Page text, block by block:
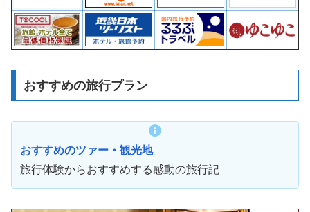
おすすめの旅行プラン
おすすめのツァー・観光地
旅行体験からおすすめする感動の旅行記